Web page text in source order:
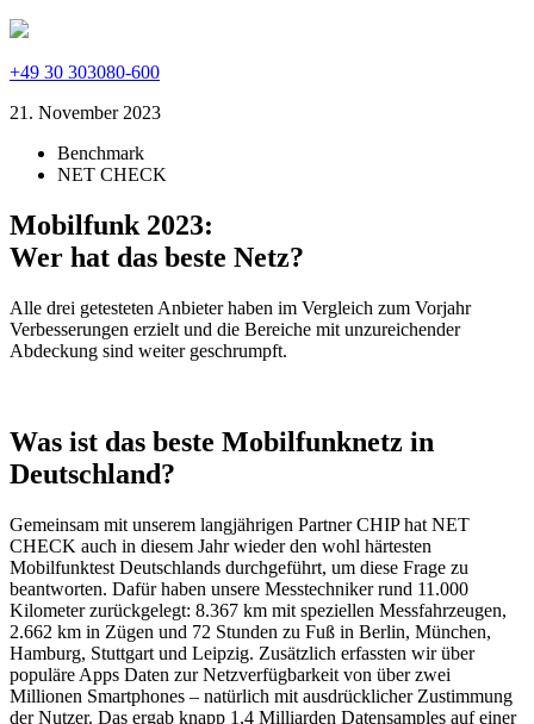
+49 30 303080-600
21. November 2023
Benchmark
NET CHECK
Mobilfunk 2023:
Wer hat das beste Netz?
Alle drei getesteten Anbieter haben im Vergleich zum Vorjahr
Verbesserungen erzielt und die Bereiche mit unzureichender
Abdeckung sind weiter geschrumpft.
Was ist das beste Mobilfunknetz in
Deutschland?
Gemeinsam mit unserem langjährigen Partner CHIP hat NET
CHECK auch in diesem Jahr wieder den wohl härtesten
Mobilfunktest Deutschlands durchgeführt, um diese Frage zu
beantworten. Dafür haben unsere Messtechniker rund 11.000
Kilometer zurückgelegt: 8.367 km mit speziellen Messfahrzeugen,
2.662 km in Zügen und 72 Stunden zu Fuß in Berlin, München,
Hamburg, Stuttgart und Leipzig. Zusätzlich erfassten wir über
populäre Apps Daten zur Netzverfügbarkeit von über zwei
Millionen Smartphones – natürlich mit ausdrücklicher Zustimmung
der Nutzer. Das ergab knapp 1,4 Milliarden Datensamples auf einer